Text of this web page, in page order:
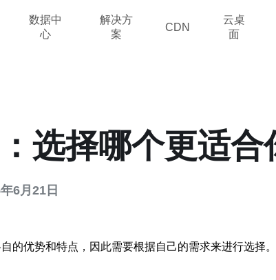
数据中
心
解决方
案
CDN
云桌
面
选择哪个更适合
6月21日
优势和特点，因此需要根据自己的需求来进行选择